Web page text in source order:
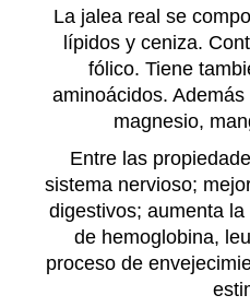
La jalea real se
lípidos y ceniza.
fólico. Tiene
aminoácidos. Además
magnesio,
Entre las
sistema nervioso;
digestivos; aumenta
de hemoglobina,
proceso de